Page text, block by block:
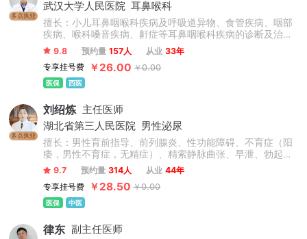
多点执业
武汉大学人民医院 耳鼻喉科
擅长：小儿耳鼻咽喉科疾病及呼吸道异物、食管疾病、咽部
疾病、喉科嗓音疾病、鼾症等耳鼻咽喉科疾病的诊断及治
疗。
9.8 预约量 157人 从业 33年
专享挂号费
￥26.00 ￥0.00
医保 西医
多点执业
刘绍炼 主任医师
湖北省第三人民医院
男性泌尿
擅长：男性育前指导、前列腺炎、性功能障碍、不育症（阳
痿，男性不育症，无精症）、精索静脉曲张、早泄、勃起功
能障碍、精子不液化、包皮过长、输精管病变、包皮手术、
排尿障碍、尿频尿急、射精障碍、排尿困难、尿道感染、泌
尿结石、少精弱精、睾丸囊肿、包皮环切术、角头包皮炎、
阴茎短小、膀胱炎、排尿疼痛、性功能下降、睾丸胀痛、尿
9.7 预约量 314人 从业 44年
专享挂号费
￥28.50 ￥0.00
医保 中医
律东 副主任医师